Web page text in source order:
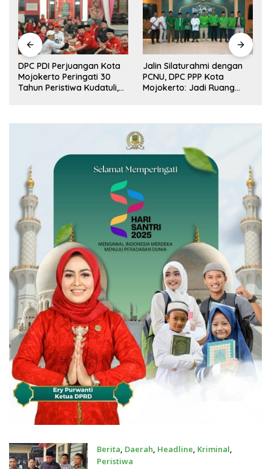
DPC PDI Perjuangan Kota
Mojokerto Peringati 30
Tahun Peristiwa Kudatuli,
Jalin Silaturahmi dengan
PCNU, DPC PPP Kota
Mojokerto: Jadi Ruang
Berita, Daerah, Headline, Kriminal,
Peristiwa